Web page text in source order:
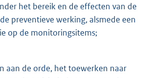
het bereik en de effecten van de
preventieve werking, alsmede een
op de monitoringsitems;
aan de orde, het toewerken naar